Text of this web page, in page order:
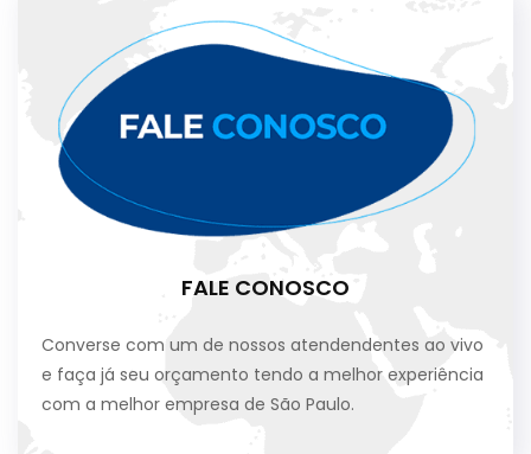
FALE CONOSCO
Converse com um de nossos atendendentes ao vivo
e faça já seu orçamento tendo a melhor experiência
com a melhor empresa de São Paulo.